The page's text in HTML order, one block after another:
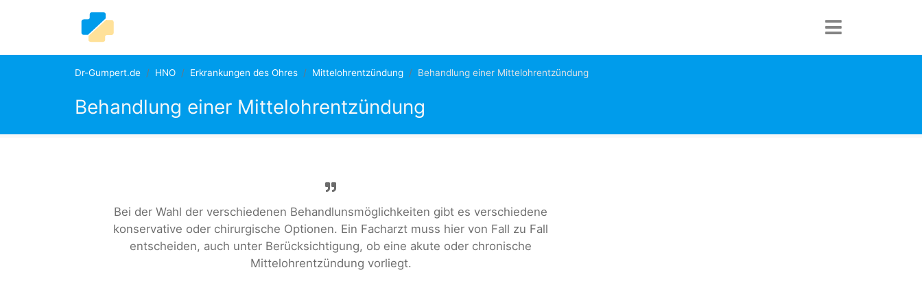
Dr-Gumpert.de HNO Erkrankungen des Ohres Mittelohrentzündung Behandlung einer Mittelohrentzündung
Behandlung einer Mittelohrentzündung
Bei der Wahl der verschiedenen Behandlunsmöglichkeiten gibt es verschiedene
konservative oder chirurgische Optionen. Ein Facharzt muss hier von Fall zu Fall
entscheiden, auch unter Berücksichtigung, ob eine akute oder chronische
Mittelohrentzündung vorliegt.